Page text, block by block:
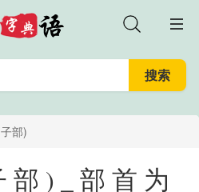
部)
部)_部首为